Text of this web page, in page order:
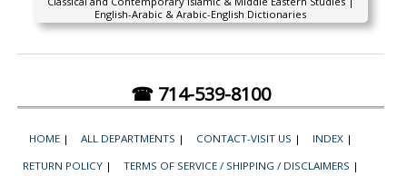
English-Arabic & Arabic-English Dictionaries
☎ 714-539-8100
HOME | ALL DEPARTMENTS | CONTACT-VISIT US | INDEX |
RETURN POLICY | TERMS OF SERVICE / SHIPPING / DISCLAIMERS |